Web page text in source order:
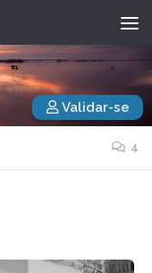
Validar-se
4